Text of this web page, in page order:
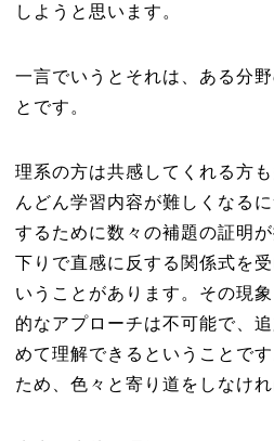
しようと思います。
一言でいうとそれは、ある分
とです。
理系の方は共感してくれる方
んどん学習内容が難しくなる
するために数々の補題の証明
下りで直感に反する関係式を
いうことがあります。その現
的なアプローチは不可能で、
めて理解できるということで
ため、色々と寄り道をしなけれ